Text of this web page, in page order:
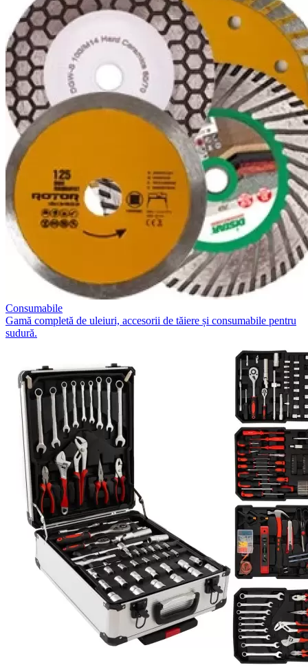
Consumabile
Gamă completă de uleiuri, accesorii de tăiere și consumabile pentru
sudură.